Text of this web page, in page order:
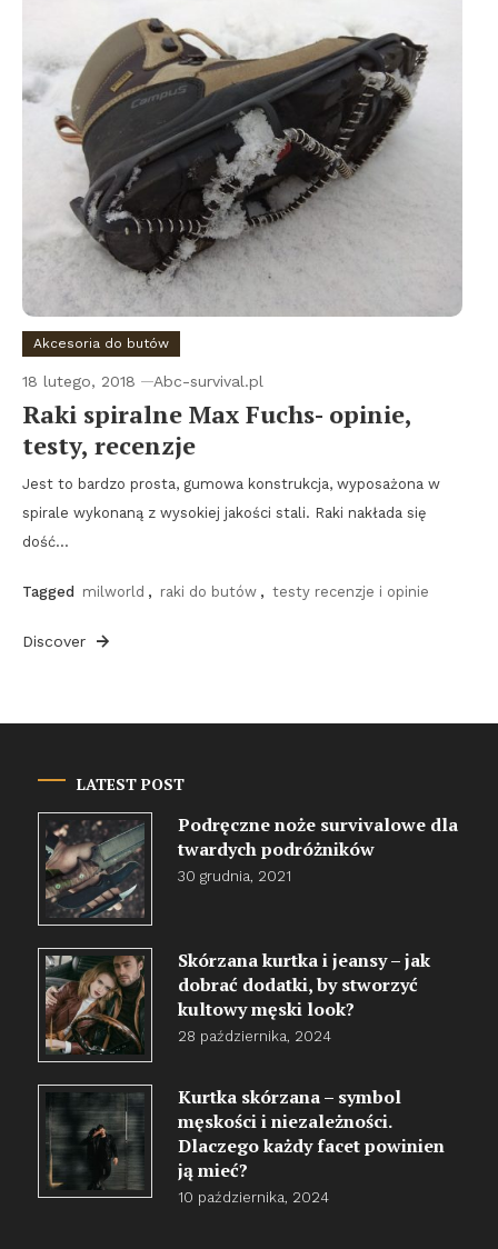
Akcesoria do butów
18 lutego, 2018 Abc-survival.pl
Raki spiralne Max Fuchs- opinie,
testy, recenzje
Jest to bardzo prosta, gumowa konstrukcja, wyposażona w
spirale wykonaną z wysokiej jakości stali. Raki nakłada się
dość…
Tagged milworld , raki do butów , testy recenzje i opinie
Discover
LATEST POST
Podręczne noże survivalowe dla
twardych podróżników
30 grudnia, 2021
Skórzana kurtka i jeansy – jak
dobrać dodatki, by stworzyć
kultowy męski look?
28 października, 2024
Kurtka skórzana – symbol
męskości i niezależności.
Dlaczego każdy facet powinien
ją mieć?
10 października, 2024